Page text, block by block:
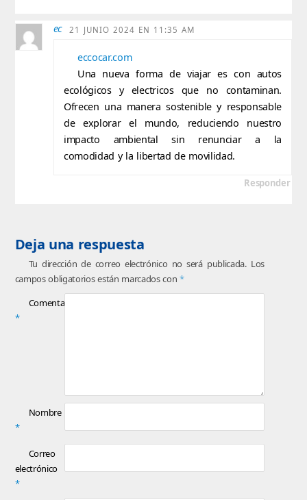
ec 21 JUNIO 2024 EN 11:35 AM
eccocar.com
Una nueva forma de viajar es con autos
ecológicos y electricos que no contaminan.
Ofrecen una manera sostenible y responsable
de explorar el mundo, reduciendo nuestro
impacto ambiental sin renunciar a la
comodidad y la libertad de movilidad.
Responder
Deja una respuesta
Tu dirección de correo electrónico no será publicada. Los
campos obligatorios están marcados con*
Comentario
*
Nombre
*
Correo
electrónico
*